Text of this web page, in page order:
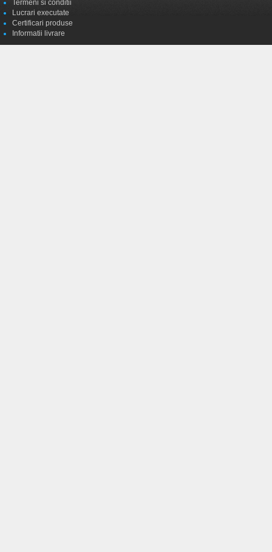
Termeni si conditii
Lucrari executate
Certificari produse
Informatii livrare